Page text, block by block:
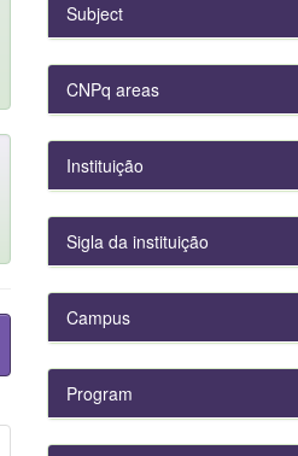
Subject
CNPq areas
Instituição
Sigla da instituição
Campus
Program